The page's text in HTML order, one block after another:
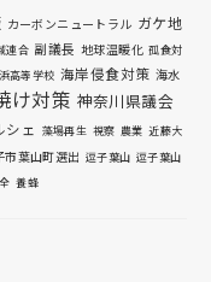
カーボンニュートラル ガケ地
連合 副議長 地球温暖化 孤食対
高等学校 海岸侵食対策 海水
け対策 神奈川県議会
シェ 藻場再生 視察 農業 近藤大
市葉山町選出 逗子葉山 逗子葉山
養蜂